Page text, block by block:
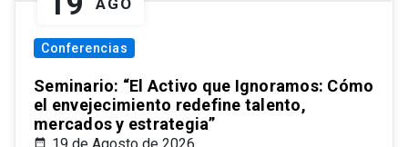
AGO
Conferencias
Seminario: “El Activo que Ignoramos: Cómo
el envejecimiento redefine talento,
mercados y estrategia”